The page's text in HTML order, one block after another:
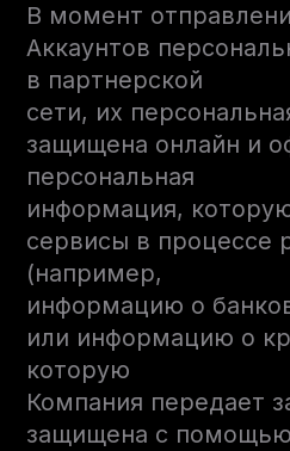
В момент
Аккаунтов
в партнерской
сети, их
защищена онлайн и
персональная
информация,
сервисы в процессе
(например,
информацию о
или информацию о
которую
Компания передает
защищена с помощью